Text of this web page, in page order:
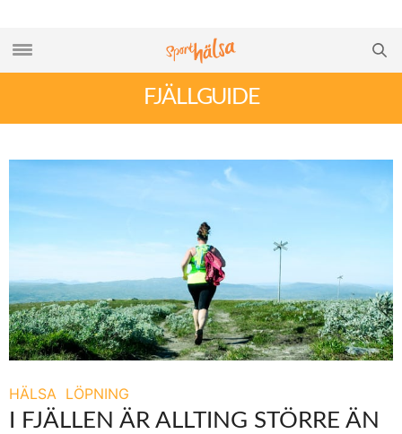
FJÄLLGUIDE
HÄLSA LÖPNING
I FJÄLLEN ÄR ALLTING STÖRRE ÄN